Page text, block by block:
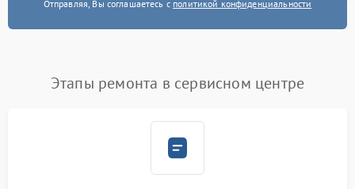
Отправляя, Вы соглашаетесь с политикой конфиденциальности
Этапы ремонта в сервисном центре